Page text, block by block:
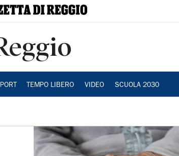
TEMPO LIBERO VIDEO SCUOLA 2030